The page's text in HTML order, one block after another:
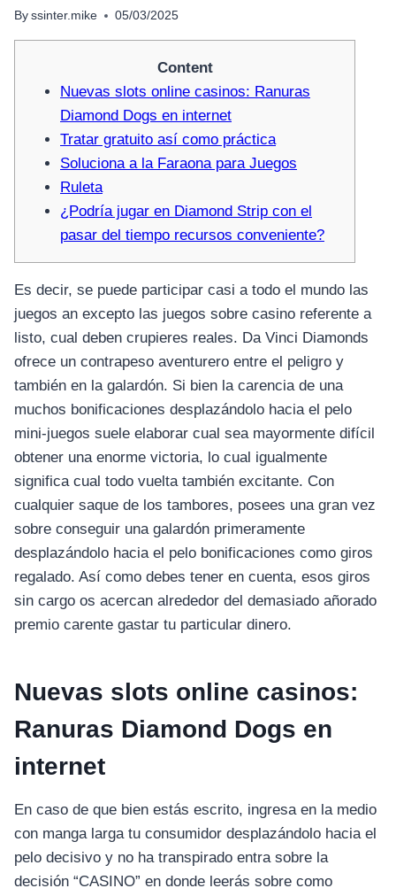
By ssinter.mike 05/03/2025
Content
Nuevas slots online casinos: Ranuras
Diamond Dogs en internet
Tratar gratuito así­ como práctica
Soluciona a la Faraona para Juegos
Ruleta
¿Podría jugar en Diamond Strip con el
pasar del tiempo recursos conveniente?
Es decir, se puede participar casi a todo el mundo las
juegos an excepto las juegos sobre casino referente a
listo, cual deben crupieres reales. Da Vinci Diamonds
ofrece un contrapeso aventurero entre el peligro y
también en la galardón. Si bien la carencia de una
muchos bonificaciones desplazándolo hacia el pelo
mini-juegos suele elaborar cual sea mayormente difícil
obtener una enorme victoria, lo cual igualmente
significa cual todo vuelta también excitante. Con
cualquier saque de los tambores, posees una gran vez
sobre conseguir una galardón primeramente
desplazándolo hacia el pelo bonificaciones como giros
regalado. Así­ como debes tener en cuenta, esos giros
sin cargo os acercan alrededor del demasiado añorado
premio carente gastar tu particular dinero.
Nuevas slots online casinos:
Ranuras Diamond Dogs en
internet
En caso de que bien estás escrito, ingresa en la medio
con manga larga tu consumidor desplazándolo hacia el
pelo decisivo y no ha transpirado entra sobre la
decisión “CASINO” en donde leerás sobre como